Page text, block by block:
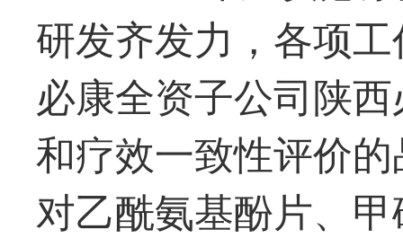
研发齐发力，各项
必康全资子公司陕
和疗效一致性评价
对乙酰氨基酚片、